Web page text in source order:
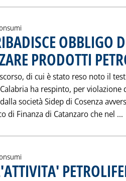
OBBLIGO
PRODOTTI
di cui è stato reso noto il
ha respinto, per violazione
società Sidep di Cosenza
di Finanza di Catanzaro che nel ...